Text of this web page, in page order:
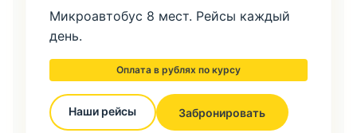
Микроавтобус 8 мест. Рейсы каждый
день.
Оплата в рублях по курсу
Наши рейсы Забронировать